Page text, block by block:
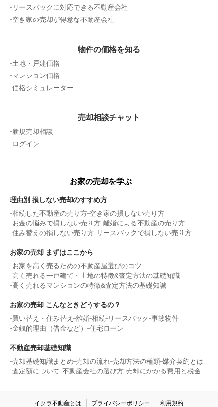
リースバックに対応できる不動産会社
空き家の売却が得意な不動産会社
物件の価格を知る
土地・戸建価格
マンション価格
価格シミュレーター
売却相談チャット
新規売却相談
ログイン
お家の売却を学ぶ
理由別 損しない売却のすすめ方
相続した不動産の売り方 空き家の損しない売り方
お金の悩みで損しない売り方 離婚による不動産の売り方
住み替えの損しない売り方 リースバックで損しない売り方
お家の売却 まずはここから
お家を高く売るための不動産屋選びのコツ
高く売れる一戸建て・土地の特徴&査定方法の基礎知識
高く売れるマンションの特徴&査定方法の基礎知識
お家の売却 こんなときどうするの？
買い替え・住み替え
離婚 相続 リースバック 事故物件
金銭的理由（借金など）
住宅ローン
不動産売却基礎知識
売却基礎知識まとめ 売却の流れ 売却方法の種類 媒介契約とは
査定額について 不動産会社の選び方 売却にかかる費用と税金
イクラ不動産とは プライバシーポリシー 利用規約